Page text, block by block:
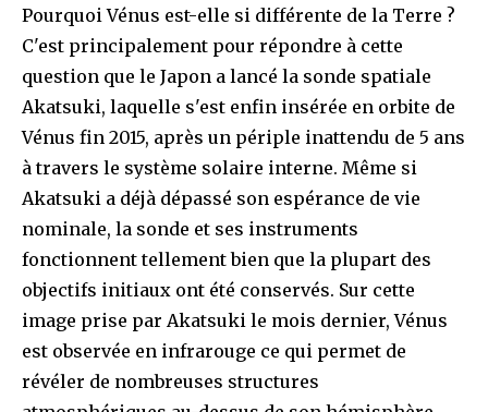
Pourquoi Vénus est-elle si différente de la Terre ?
C'est principalement pour répondre à cette
question que le Japon a lancé la sonde spatiale
Akatsuki, laquelle s'est enfin insérée en orbite de
Vénus fin 2015, après un périple inattendu de 5 ans
à travers le système solaire interne. Même si
Akatsuki a déjà dépassé son espérance de vie
nominale, la sonde et ses instruments
fonctionnent tellement bien que la plupart des
objectifs initiaux ont été conservés. Sur cette
image prise par Akatsuki le mois dernier, Vénus
est observée en infrarouge ce qui permet de
révéler de nombreuses structures